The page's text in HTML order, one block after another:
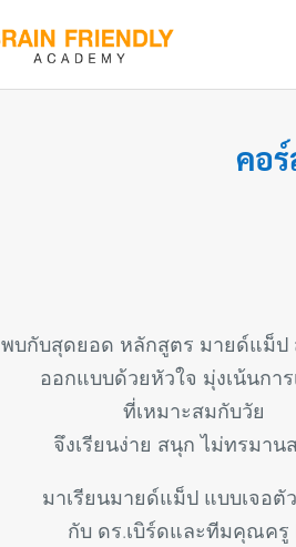
คอร์
พบกับสุดยอด หลักสูตร มายด์แม็ป
ออกแบบด้วยหัวใจ มุ่งเน้นการ
ที่เหมาะสมกับวัย
จึงเรียนง่าย สนุก ไม่ทรมาน
มาเรียนมายด์แม็ป แบบเจอตั
กับ ดร.เบิร์ดและทีมคุณครู